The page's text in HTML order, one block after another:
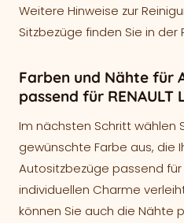
Weitere Hinweise zur
Sitzbezüge finden Sie in der
Farben und Nähte für
passend für RENAULT
Im nächsten Schritt wählen
gewünschte Farbe aus, die
Autositzbezüge passend für
individuellen Charme
können Sie auch die Nähte